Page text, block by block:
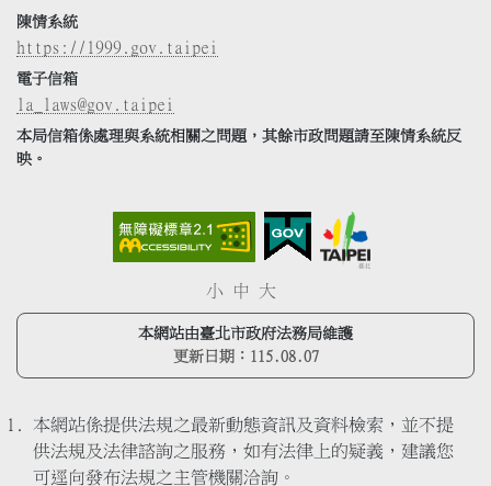
陳情系統
https://1999.gov.taipei
電子信箱
la_laws@gov.taipei
本局信箱係處理與系統相關之問題，其餘市政問題請至陳情系統反
映。
小 中 大
本網站由臺北市政府法務局維護
更新日期： 115.08.07
本網站係提供法規之最新動態資訊及資料檢索，並不提
供法規及法律諮詢之服務，如有法律上的疑義，建議您
可逕向發布法規之主管機關洽詢。